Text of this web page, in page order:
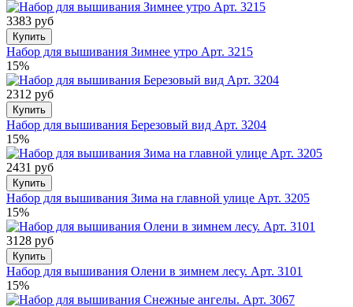
3383 руб
Купить
Набор для вышивания Зимнее утро Арт. 3215
15%
2312 руб
Купить
Набор для вышивания Березовый вид Арт. 3204
15%
2431 руб
Купить
Набор для вышивания Зима на главной улице Арт. 3205
15%
3128 руб
Купить
Набор для вышивания Олени в зимнем леcу. Арт. 3101
15%